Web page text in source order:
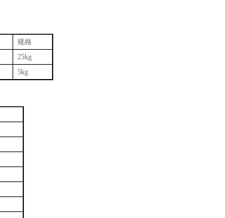
规格
25kg
5kg